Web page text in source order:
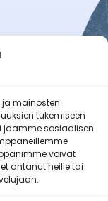
mainosten
tukemiseen
jaamme sosiaalisen
voivat
antanut heille tai